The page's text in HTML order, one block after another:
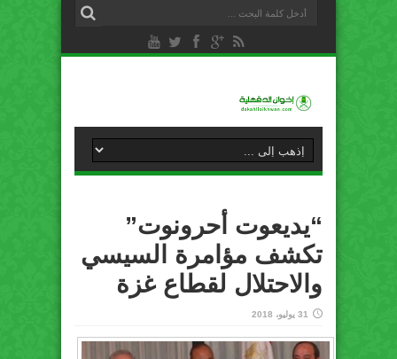
“يديعوت أحرونوت”
تكشف مؤامرة السيسي
والاحتلال لقطاع غزة
31 يوليو، 2018